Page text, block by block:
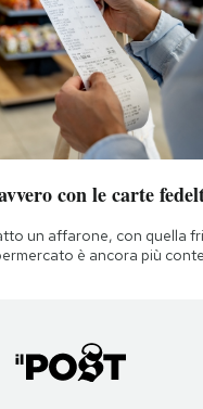
con le carte
un affarone, con quella
è ancora più